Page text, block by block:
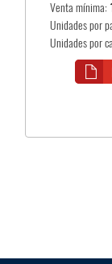
Venta mínima:
Unidades por
Unidades por